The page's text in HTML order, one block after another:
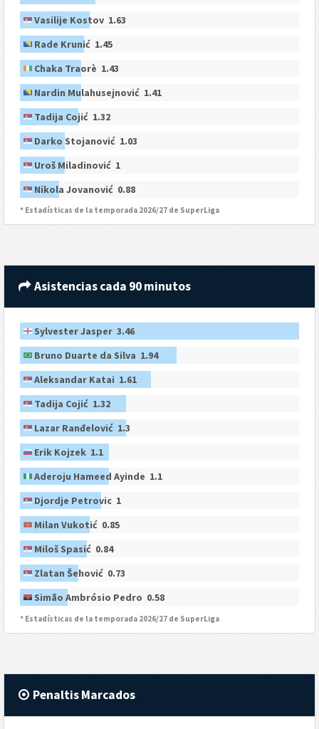
Vasilije Kostov 1.63
Rade Krunić 1.45
Chaka Traorè 1.43
Nardin Mulahusejnović 1.41
Tadija Cojić 1.32
Darko Stojanović 1.03
Uroš Miladinović 1
Nikola Jovanović 0.88
* Estadísticas de la temporada 2026/27 de SuperLiga
Asistencias cada 90 minutos
Sylvester Jasper 3.46
Bruno Duarte da Silva 1.94
Aleksandar Katai 1.61
Tadija Cojić 1.32
Lazar Ranđelović 1.3
Erik Kojzek 1.1
Aderoju Hameed Ayinde 1.1
Djordje Petrovic 1
Milan Vukotić 0.85
Miloš Spasić 0.84
Zlatan Šehović 0.73
Simão Ambrósio Pedro 0.58
* Estadísticas de la temporada 2026/27 de SuperLiga
Penaltis Marcados